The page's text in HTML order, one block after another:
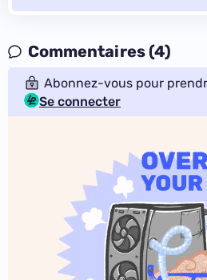
Commentaires (4)
Abonnez-vous pour
Se connecter